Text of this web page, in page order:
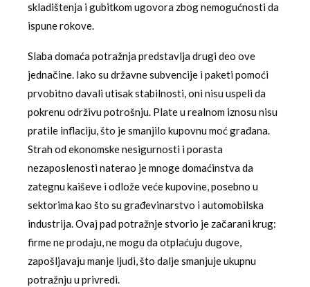
skladištenja i gubitkom ugovora zbog nemogućnosti da
ispune rokove.
Slaba domaća potražnja predstavlja drugi deo ove
jednačine. Iako su državne subvencije i paketi pomoći
prvobitno davali utisak stabilnosti, oni nisu uspeli da
pokrenu održivu potrošnju. Plate u realnom iznosu nisu
pratile inflaciju, što je smanjilo kupovnu moć građana.
Strah od ekonomske nesigurnosti i porasta
nezaposlenosti naterao je mnoge domaćinstva da
zategnu kaiševe i odlože veće kupovine, posebno u
sektorima kao što su građevinarstvo i automobilska
industrija. Ovaj pad potražnje stvorio je začarani krug:
firme ne prodaju, ne mogu da otplaćuju dugove,
zapošljavaju manje ljudi, što dalje smanjuje ukupnu
potražnju u privredi.